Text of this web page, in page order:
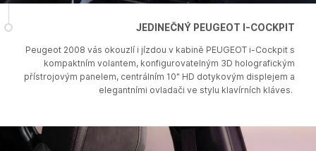
JEDINEČNÝ PEUGEOT I-COCKPIT
Peugeot 2008 vás okouzlí i jízdou v kabině PEUGEOT i-Cockpit s
kompaktním volantem, konfigurovatelným 3D holografickým
přístrojovým panelem, centrálním 10" HD dotykovým displejem a
elegantními ovladači ve stylu klavírních kláves.